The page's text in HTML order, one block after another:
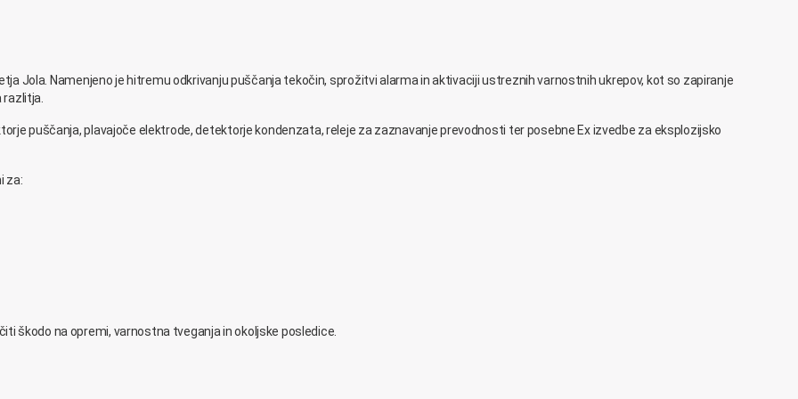
Jola. Namenjeno je hitremu odkrivanju puščanja tekočin, sprožitvi alarma in aktivaciji ustreznih varnostnih ukrepov, kot so zapiranje
puščanja, plavajoče elektrode, detektorje kondenzata, releje za zaznavanje prevodnosti ter posebne Ex izvedbe za eksplozijsko
za:
škodo na opremi, varnostna tveganja in okoljske posledice.